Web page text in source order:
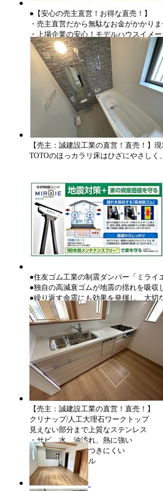
●【安心の売主直営！お得な直売！】
・売主直営だから無駄なお金がかかり
・上場企業の安心！モデルハウスイメ
【売主：誠建設工業の直営！直売！】
TOTOのほっカラリ床はひざにやさし
●住友ゴム工業の制震ダンパー「ミライ
●独自の高減衰ゴムが地震の揺れを吸収
●繰り返す余震にも効果を発揮し、大切
●「耐震」＋「制震」の安心構造
【売主：誠建設工業の直営！直売！】
クリナップ/人工大理石ワークトップ
見えない部分まで上質なステンレス
・サビ、水、油汚れ、熱に強い
・カビやニオイもつきにくい
・サイレントレール
・メラミン底板、